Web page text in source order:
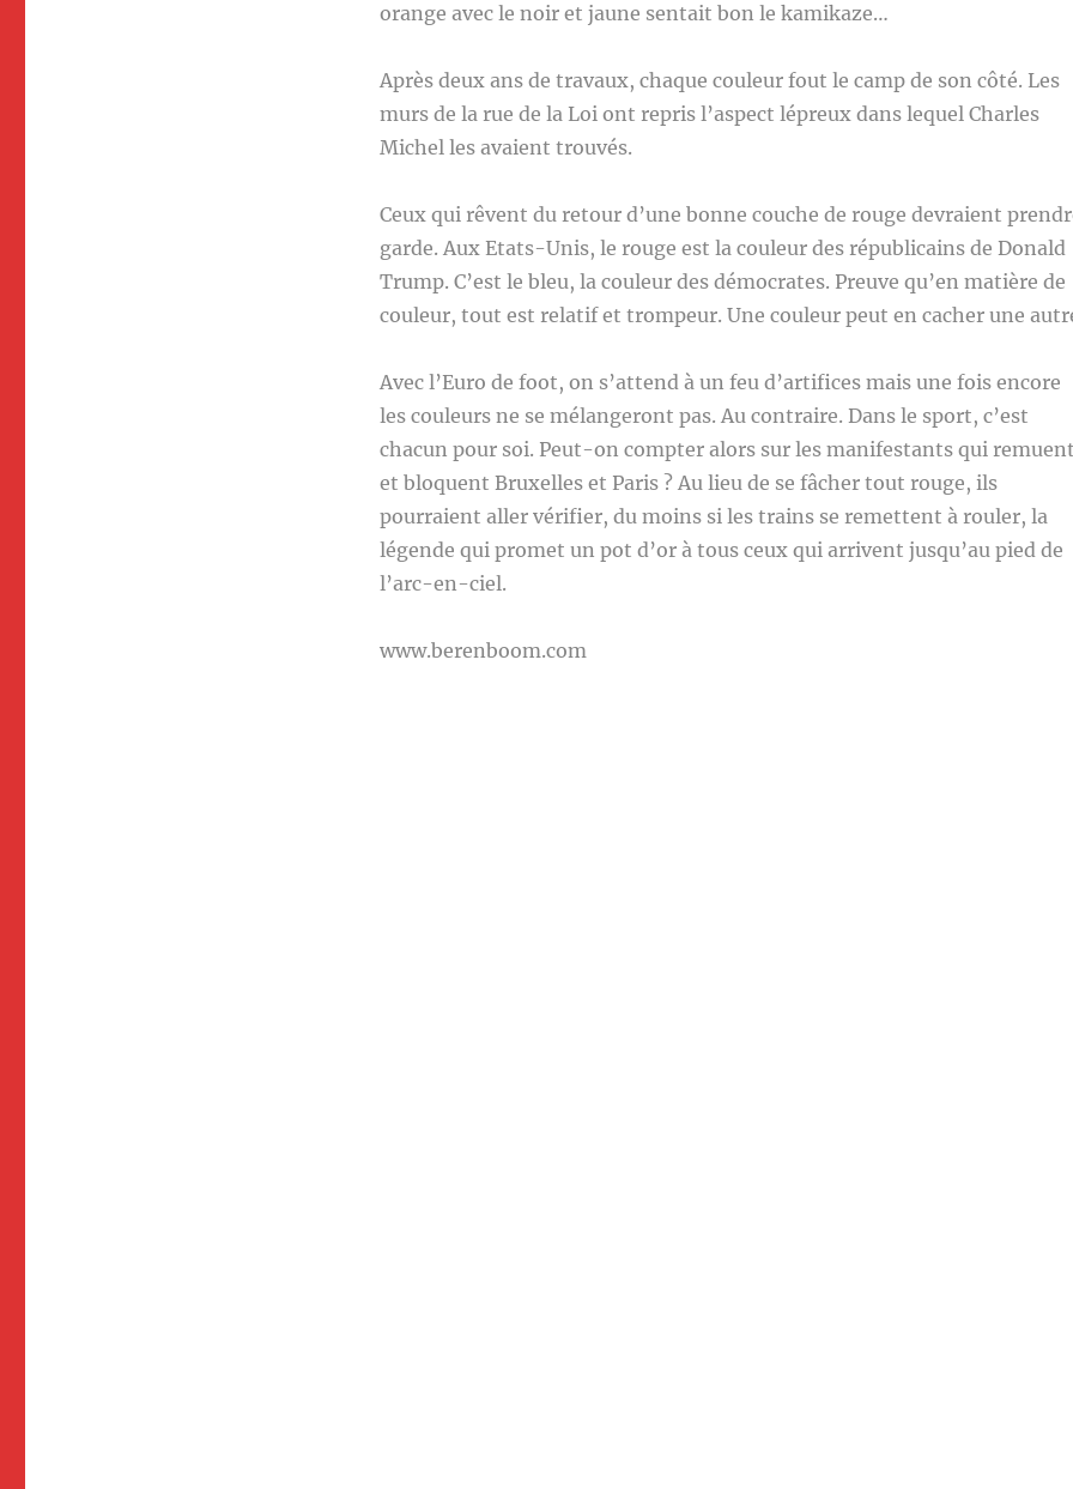
orange avec le noir et jaune sentait bon le kamikaze…
Après deux ans de travaux, chaque couleur fout le camp de son côté. Les
murs de la rue de la Loi ont repris l’aspect lépreux dans lequel Charles
Michel les avaient trouvés.
Ceux qui rêvent du retour d’une bonne couche de rouge devraient
garde. Aux Etats-Unis, le rouge est la couleur des républicains de Donald
Trump. C’est le bleu, la couleur des démocrates. Preuve qu’en matière de
couleur, tout est relatif et trompeur. Une couleur peut en cacher une
Avec l’Euro de foot, on s’attend à un feu d’artifices mais une fois encore
les couleurs ne se mélangeront pas. Au contraire. Dans le sport, c’est
chacun pour soi. Peut-on compter alors sur les manifestants qui
et bloquent Bruxelles et Paris ? Au lieu de se fâcher tout rouge, ils
pourraient aller vérifier, du moins si les trains se remettent à rouler, la
légende qui promet un pot d’or à tous ceux qui arrivent jusqu’au pied de
l’arc-en-ciel.
www.berenboom.com